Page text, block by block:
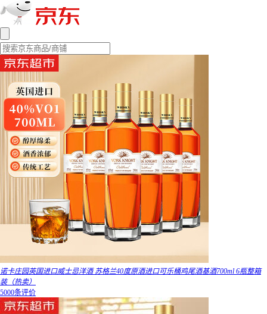
诺卡庄园英国进口威士忌洋酒 苏格兰40度原酒进口可乐桶鸡尾酒基酒700ml 6瓶整箱
装（热卖）
5000条评价